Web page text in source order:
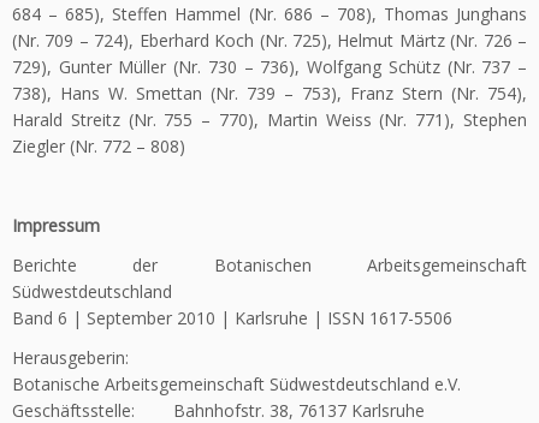
684 – 685), Steffen Hammel (Nr. 686 – 708), Thomas Junghans
(Nr. 709 – 724), Eberhard Koch (Nr. 725), Helmut Märtz (Nr. 726 –
729), Gunter Müller (Nr. 730 – 736), Wolfgang Schütz (Nr. 737 –
738), Hans W. Smettan (Nr. 739 – 753), Franz Stern (Nr. 754),
Harald Streitz (Nr. 755 – 770), Martin Weiss (Nr. 771), Stephen
Ziegler (Nr. 772 – 808)
Impressum
Berichte der Botanischen Arbeitsgemeinschaft
Südwestdeutschland
Band 6 | September 2010 | Karlsruhe | ISSN 1617-5506
Herausgeberin:
Botanische Arbeitsgemeinschaft Südwestdeutschland e.V.
Geschäftsstelle: Bahnhofstr. 38, 76137 Karlsruhe